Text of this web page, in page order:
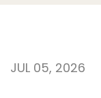
JUL 05, 2026